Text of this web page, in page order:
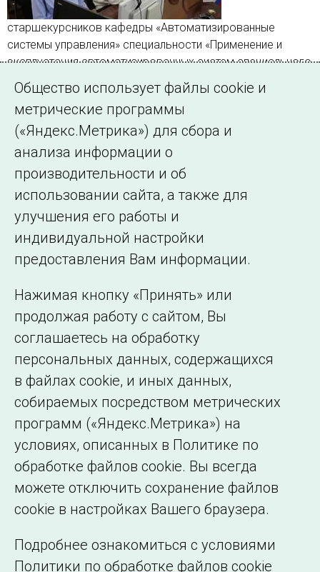
старшекурсников кафедры «Автоматизированные
системы управления» специальности «Применение и
эксплуатация автоматизированных систем специального
назначения» факультета информатики и робототехники
Уфимского университета науки и технологий
Страница 4 из 5.
Назад 1 … 3 4 5 Далее
©2005–2026 АО «СО ЕЭС»
Филиалы и
представительства
образовательной
организации
Общество использует файлы cookie и
метрические программы
(«Яндекс.Метрика») для сбора и
анализа информации о
производительности и об
использовании сайта, а также для
улучшения его работы и
индивидуальной настройки
предоставления Вам информации.
Нажимая кнопку «Принять» или
продолжая работу с сайтом, Вы
соглашаетесь на обработку
персональных данных, содержащихся
в файлах cookie, и иных данных,
собираемых посредством метрических
программ («Яндекс.Метрика») на
условиях, описанных в Политике по
обработке файлов cookie. Вы всегда
можете отключить сохранение файлов
cookie в настройках Вашего браузера.
Подробнее ознакомиться с условиями
Политики по обработке файлов cookie